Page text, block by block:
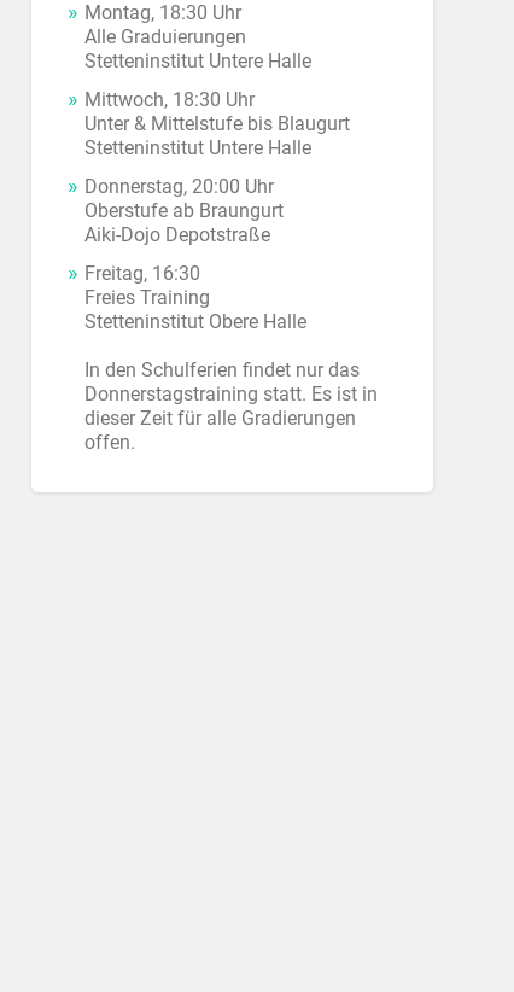
Montag, 18:30 Uhr
Alle Graduierungen
Stetteninstitut Untere Halle
Mittwoch, 18:30 Uhr
Unter & Mittelstufe bis Blaugurt
Stetteninstitut Untere Halle
Donnerstag, 20:00 Uhr
Oberstufe ab Braungurt
Aiki-Dojo Depotstraße
Freitag, 16:30
Freies Training
Stetteninstitut Obere Halle
In den Schulferien findet nur das
Donnerstagstraining statt. Es ist in
dieser Zeit für alle Gradierungen
offen.